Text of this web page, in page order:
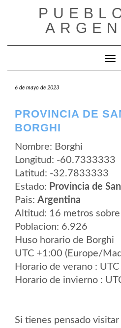
6 de mayo de 2023
PROVINCIA DE
BORGHI
Nombre: Borghi
Longitud: -60.7333333
Latitud: -32.7833333
Estado: Provincia de
Pais: Argentina
Altitud: 16 metros
Poblacion: 6.926
Huso horario de Borghi
UTC +1:00 (Europe/
Horario de verano :
Horario de invierno :
Si tienes pensado